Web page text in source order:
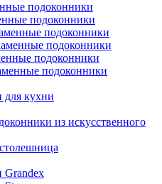
подоконники
подоконники
подоконники
подоконники
подоконники
подоконники
кухни
из искусственного
Grandex